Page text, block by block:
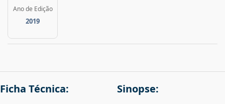
Ano de Edição
2019
Ficha Técnica: Sinopse: